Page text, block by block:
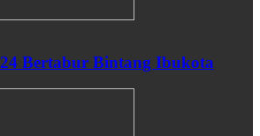
Bertabur Bintang Ibukota